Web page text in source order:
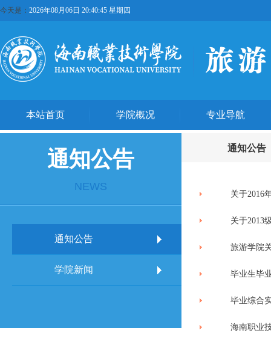
今天是： 2026年08月06日 20:40:45 星期四
本站首页 学院概况 专业导航
通知公告
NEWS
通知公告
学院新闻
通知公告
关于2016
关于2013
旅游学院
毕业生毕
毕业综合
海南职业